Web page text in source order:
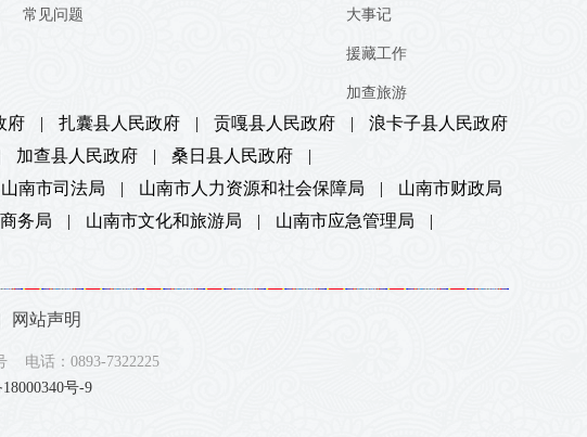
常见问题 大事记
援藏工作
加查旅游
府 | 扎囊县人民政府 | 贡嘎县人民政府 |
浪卡子县人民政府
加查县人民政府 | 桑日县人民政府
|
山南市司法局 | 山南市人力资源和社会保障局 |
山南市财政局
务局 | 山南市文化和旅游局 | 山南市应急管理局
|
网站声明
电话：0893-7322225
号-9